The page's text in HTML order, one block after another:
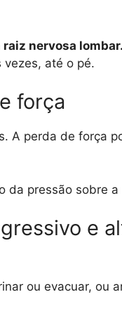
nervosa lombar.
até o pé.
força
A perda de força
da pressão sobre a
e
ou evacuar, ou